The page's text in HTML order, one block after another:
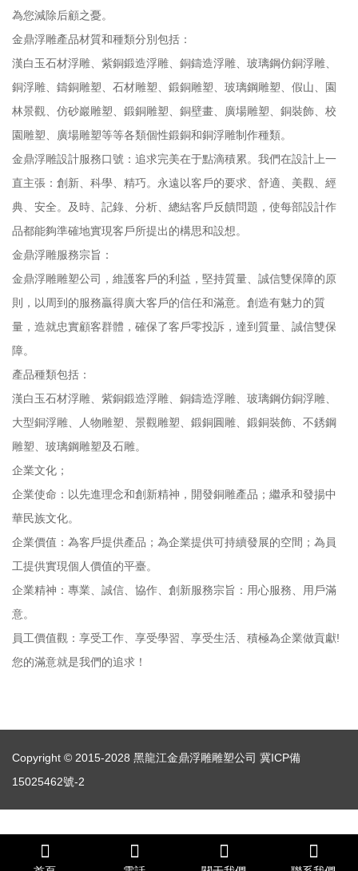
為您減除后顧之憂。
金鼎浮雕產品材質和種類分別包括：
漢白玉石材浮雕、紫銅鍛造浮雕、銅鑄造浮雕、玻璃鋼仿銅浮雕、
銅浮雕、鑄銅雕塑、石材雕塑、鍛銅雕塑、玻璃鋼雕塑、假山、園
林景觀、仿砂巖雕塑、鍛銅雕塑、銅壁畫、廣場雕塑、銅裝飾、校
園雕塑、廣場雕塑等等各類個性鍛銅和銅浮雕制作種類。
金鼎浮雕設計服務口號：追求完美在于點滴積累。我們在設計上一
直主張：創新、科學、精巧。永遠以客戶的要求、舒適、美觀、經
典、安全。及時、記錄、分析、總結客戶反饋問題，使每部設計作
品都能夠準確地實現客戶所提出的構思和設想。
金鼎浮雕服務宗旨：
金鼎浮雕雕塑公司，維護客戶的利益，堅持質量、誠信雙保障的原
則，以周到的服務贏得廣大客戶的信任和滿意。創造有魅力的質
量，造就忠實顧客群體，確保了客戶零投訴，達到質量、誠信雙保
障。
產品種類包括：
漢白玉石材浮雕、紫銅鍛造浮雕、銅鑄造浮雕、玻璃鋼仿銅浮雕、
大型銅浮雕、人物雕塑、景觀雕塑、鍛銅圓雕、鍛銅裝飾、不銹鋼
雕塑、玻璃鋼雕塑及石雕。
企業文化；
企業使命：以先進理念和創新精神，開發銅雕產品；繼承和發揚中
華民族文化。
企業價值：為客戶提供產品；為企業提供可持續發展的空間；為員
工提供實現個人價值的平臺。
企業精神：專業、誠信、協作、創新服務宗旨：用心服務、用戶滿
意。
員工價值觀：享受工作、享受學習、享受生活、積極為企業做貢獻!
您的滿意就是我們的追求！
Copyright © 2015-2028 黑龍江金鼎浮雕雕塑公司 冀ICP備
15025462號-2
久久毛片